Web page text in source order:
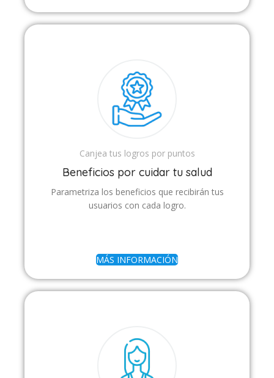
Canjea tus logros por puntos
Beneficios por cuidar tu salud
Parametriza los beneficios que recibirán tus
usuarios con cada logro.
MÁS INFORMACIÓN